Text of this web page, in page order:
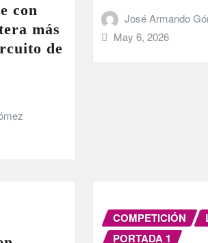
con
más
de
José Armando
May 6, 2026
COMPETICIÓN
PORTADA 1